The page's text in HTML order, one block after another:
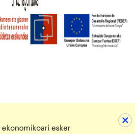
ekonomikoari esker